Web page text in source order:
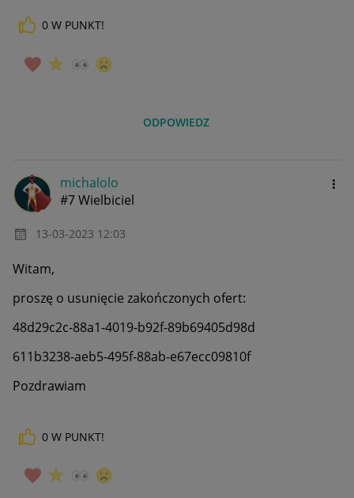
0 W PUNKT!
ODPOWIEDZ
michalolo
#7 Wielbiciel
‎13-03-2023 12:03
Witam,
proszę o usunięcie zakończonych ofert:
48d29c2c-88a1-4019-b92f-89b69405d98d
611b3238-aeb5-495f-88ab-e67ecc09810f
Pozdrawiam
0 W PUNKT!